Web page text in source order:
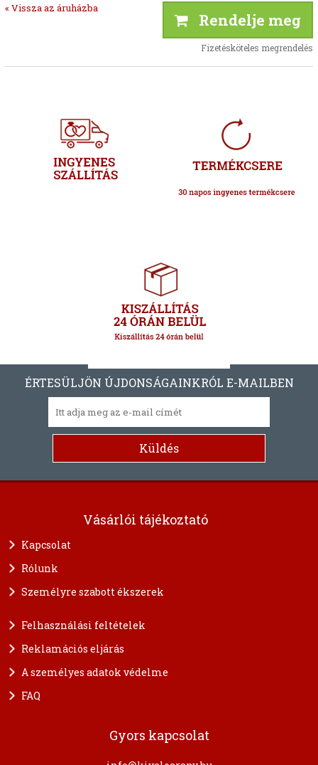
« Vissza az áruházba
Rendelje meg
Fizetésköteles megrendelés
ÉRTESÜLJÖN ÚJDONSÁGAINKRÓL E-MAILBEN
Vásárlói tájékoztató
Kapcsolat
Rólunk
Személyre szabott ékszerek
Felhasználási feltételek
Reklamációs eljárás
A személyes adatok védelme
FAQ
Gyors kapcsolat